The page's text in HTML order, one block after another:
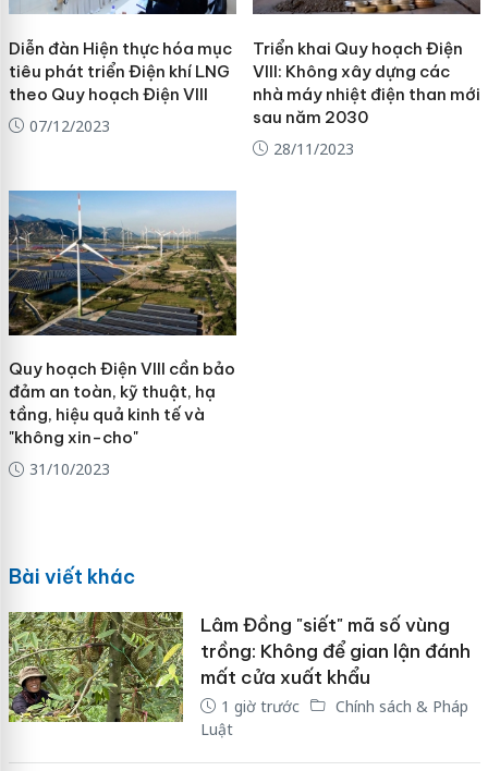
Diễn đàn Hiện thực hóa mục
tiêu phát triển Điện khí LNG
theo Quy hoạch Điện VIII
07/12/2023
Triển khai Quy hoạch Điện
VIII: Không xây dựng các
nhà máy nhiệt điện than mới
sau năm 2030
28/11/2023
Quy hoạch Điện VIII cần bảo
đảm an toàn, kỹ thuật, hạ
tầng, hiệu quả kinh tế và
"không xin-cho"
31/10/2023
Bài viết khác
Lâm Đồng "siết" mã số vùng
trồng: Không để gian lận đánh
mất cửa xuất khẩu
1 giờ trước
Chính sách & Pháp
Luật